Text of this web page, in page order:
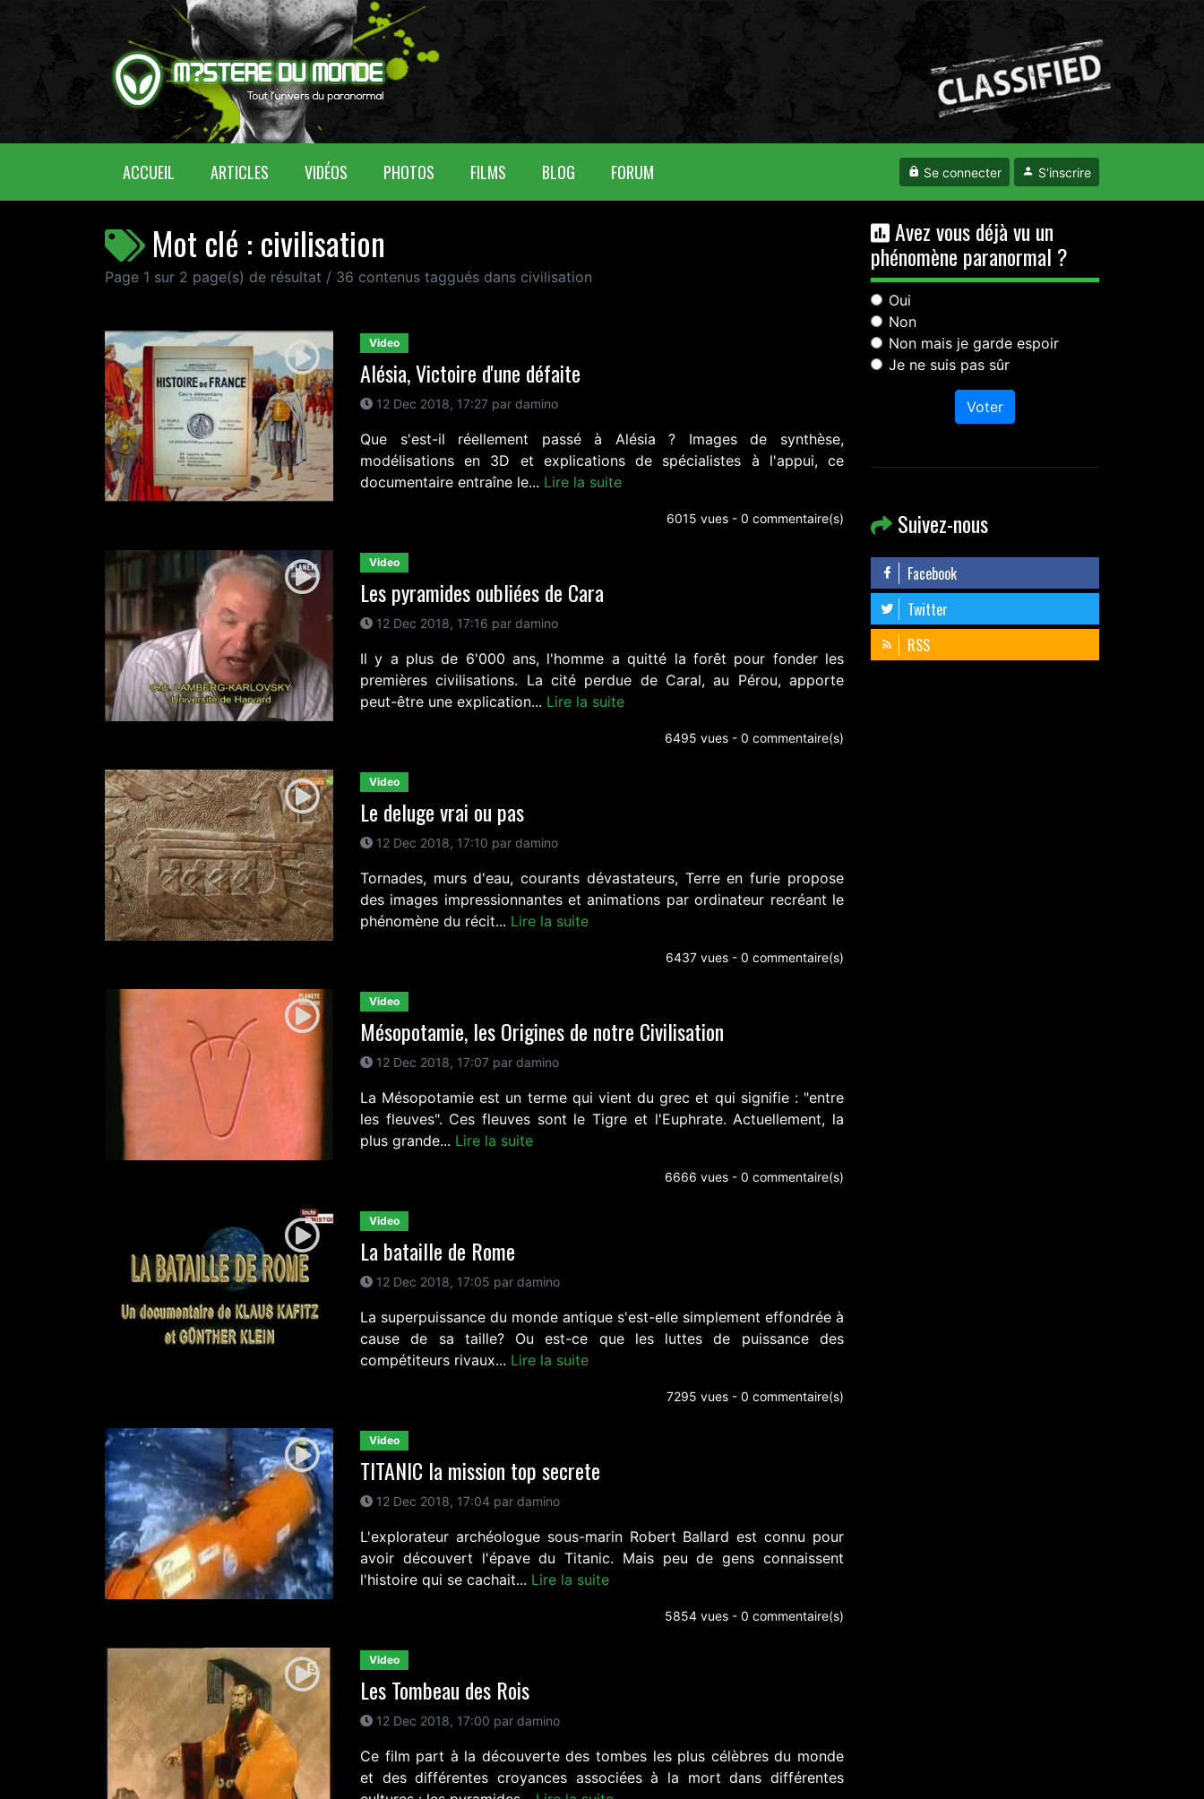
ACCUEIL (CURRENT)ARTICLES VIDÉOS PHOTOS FILMS BLOG FORUM Se connecter S'inscrire
Mot clé : civilisation
Page 1 sur 2 page(s) de résultat / 36 contenus taggués dans civilisation
Video
Alésia, Victoire d'une défaite
12 Dec 2018, 17:27 par damino
Que s'est-il réellement passé à Alésia ? Images de synthèse,
modélisations en 3D et explications de spécialistes à l'appui, ce
documentaire entraîne le... Lire la suite
6015 vues - 0 commentaire(s)
Video
Les pyramides oubliées de Cara
12 Dec 2018, 17:16 par damino
Il y a plus de 6'000 ans, l'homme a quitté la forêt pour fonder les
premières civilisations. La cité perdue de Caral, au Pérou, apporte
peut-être une explication... Lire la suite
6495 vues - 0 commentaire(s)
Video
Le deluge vrai ou pas
12 Dec 2018, 17:10 par damino
Tornades, murs d'eau, courants dévastateurs, Terre en furie propose
des images impressionnantes et animations par ordinateur recréant le
phénomène du récit... Lire la suite
6437 vues - 0 commentaire(s)
Video
Mésopotamie, les Origines de notre Civilisation
12 Dec 2018, 17:07 par damino
La Mésopotamie est un terme qui vient du grec et qui signifie : "entre
les fleuves". Ces fleuves sont le Tigre et l'Euphrate. Actuellement, la
plus grande... Lire la suite
6666 vues - 0 commentaire(s)
Video
La bataille de Rome
12 Dec 2018, 17:05 par damino
La superpuissance du monde antique s'est-elle simplement effondrée à
cause de sa taille? Ou est-ce que les luttes de puissance des
compétiteurs rivaux... Lire la suite
7295 vues - 0 commentaire(s)
Video
TITANIC la mission top secrete
12 Dec 2018, 17:04 par damino
L'explorateur archéologue sous-marin Robert Ballard est connu pour
avoir découvert l'épave du Titanic. Mais peu de gens connaissent
l'histoire qui se cachait... Lire la suite
5854 vues - 0 commentaire(s)
Video
Les Tombeau des Rois
12 Dec 2018, 17:00 par damino
Ce film part à la découverte des tombes les plus célèbres du monde
et des différentes croyances associées à la mort dans différentes
Avez vous déjà vu un
phénomène paranormal ?
Oui
Non
Non mais je garde espoir
Je ne suis pas sûr
Voter
Suivez-nous
Facebook
Twitter
RSS